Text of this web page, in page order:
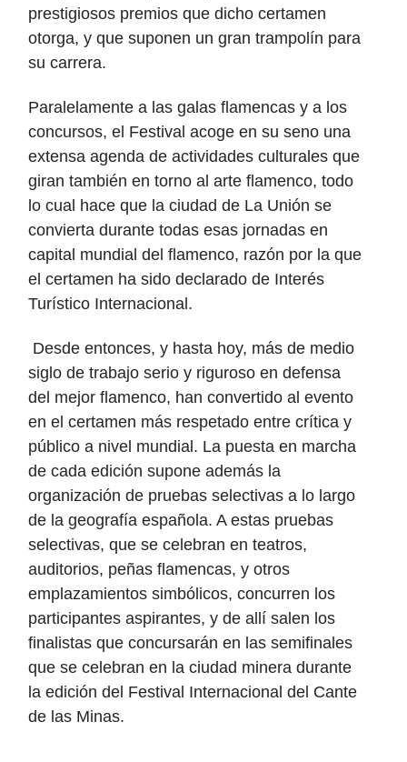
prestigiosos premios que dicho certamen
otorga, y que suponen un gran trampolín para
su carrera.
Paralelamente a las galas flamencas y a los
concursos, el Festival acoge en su seno una
extensa agenda de actividades culturales que
giran también en torno al arte flamenco, todo
lo cual hace que la ciudad de La Unión se
convierta durante todas esas jornadas en
capital mundial del flamenco, razón por la que
el certamen ha sido declarado de Interés
Turístico Internacional.
Desde entonces, y hasta hoy, más de medio
siglo de trabajo serio y riguroso en defensa
del mejor flamenco, han convertido al evento
en el certamen más respetado entre crítica y
público a nivel mundial. La puesta en marcha
de cada edición supone además la
organización de pruebas selectivas a lo largo
de la geografía española. A estas pruebas
selectivas, que se celebran en teatros,
auditorios, peñas flamencas, y otros
emplazamientos simbólicos, concurren los
participantes aspirantes, y de allí salen los
finalistas que concursarán en las semifinales
que se celebran en la ciudad minera durante
la edición del Festival Internacional del Cante
de las Minas.